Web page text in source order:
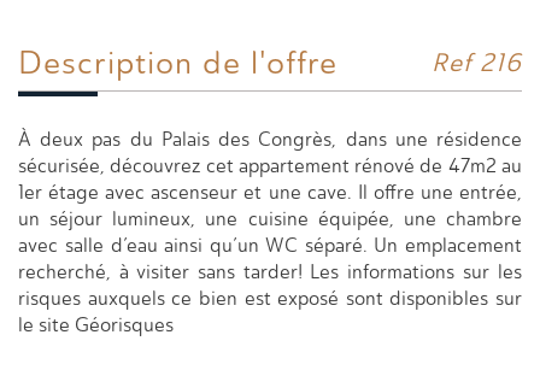
Description de l'offre Ref 216
À deux pas du Palais des Congrès, dans une résidence
sécurisée, découvrez cet appartement rénové de 47m2 au
1er étage avec ascenseur et une cave. Il offre une entrée,
un séjour lumineux, une cuisine équipée, une chambre
avec salle d’eau ainsi qu’un WC séparé. Un emplacement
recherché, à visiter sans tarder! Les informations sur les
risques auxquels ce bien est exposé sont disponibles sur
le site Géorisques